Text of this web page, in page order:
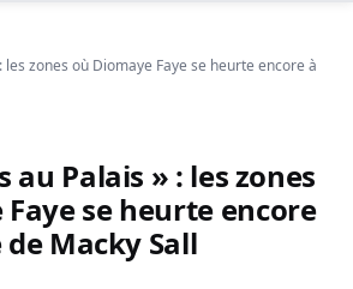
les zones où Diomaye Faye se heurte encore à
au Palais » : les zones
se heurte encore
de Macky Sall